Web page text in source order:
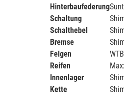
Hinterbaufederung
Schaltung
Schalthebel
Bremse
Felgen
Reifen
Innenlager
Kette